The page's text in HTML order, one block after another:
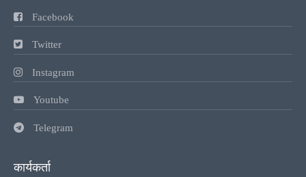
Facebook
Twitter
Instagram
Youtube
Telegram
कार्यकर्ता